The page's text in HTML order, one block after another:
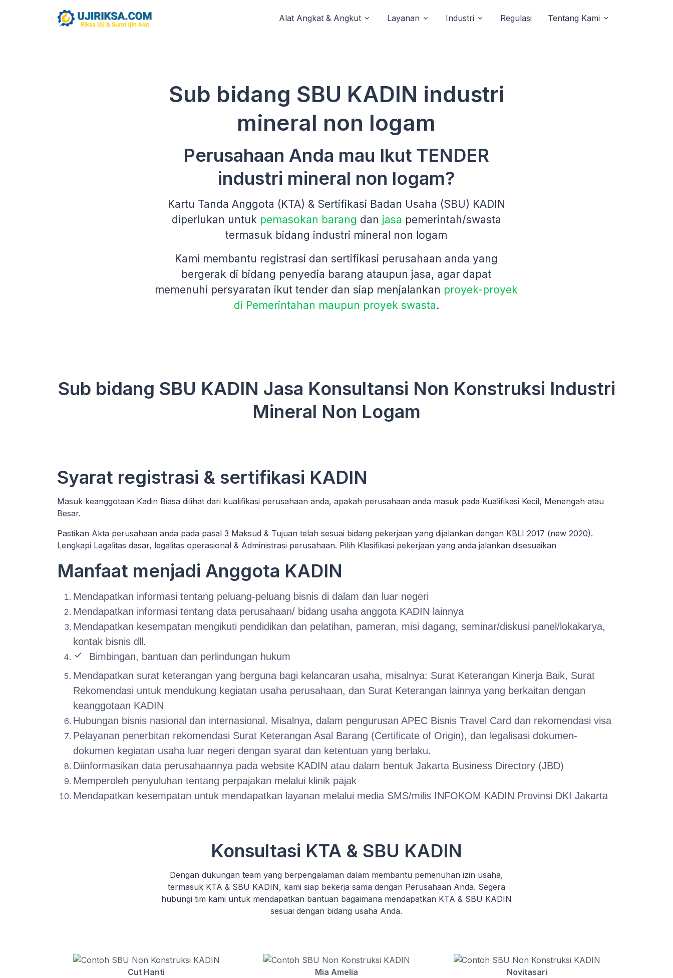
Alat Angkat & Angkut Layanan Industri Regulasi Tentang Kami
Sub bidang SBU KADIN industri
mineral non logam
Perusahaan Anda mau Ikut TENDER
industri mineral non logam?
Kartu Tanda Anggota (KTA) & Sertifikasi Badan Usaha (SBU) KADIN
diperlukan untuk pemasokan barang dan jasa pemerintah/swasta
termasuk bidang industri mineral non logam
Kami membantu registrasi dan sertifikasi perusahaan anda yang
bergerak di bidang penyedia barang ataupun jasa, agar dapat
memenuhi persyaratan ikut tender dan siap menjalankan proyek-proyek
di Pemerintahan maupun proyek swasta.
Sub bidang SBU KADIN Jasa Konsultansi Non Konstruksi Industri
Mineral Non Logam
Syarat registrasi & sertifikasi KADIN
Masuk keanggotaan Kadin Biasa dilihat dari kualifikasi perusahaan anda, apakah perusahaan anda masuk pada Kualifikasi Kecil, Menengah atau
Besar.
Pastikan Akta perusahaan anda pada pasal 3 Maksud & Tujuan telah sesuai bidang pekerjaan yang dijalankan dengan KBLI 2017 (new 2020).
Lengkapi Legalitas dasar, legalitas operasional & Administrasi perusahaan. Pilih Klasifikasi pekerjaan yang anda jalankan disesuaikan
Manfaat menjadi Anggota KADIN
Mendapatkan informasi tentang peluang-peluang bisnis di dalam dan luar negeri
Mendapatkan informasi tentang data perusahaan/ bidang usaha anggota KADIN lainnya
Mendapatkan kesempatan mengikuti pendidikan dan pelatihan, pameran, misi dagang, seminar/diskusi panel/lokakarya,
kontak bisnis dll.
Bimbingan, bantuan dan perlindungan hukum
Mendapatkan surat keterangan yang berguna bagi kelancaran usaha, misalnya: Surat Keterangan Kinerja Baik, Surat
Rekomendasi untuk mendukung kegiatan usaha perusahaan, dan Surat Keterangan lainnya yang berkaitan dengan
keanggotaan KADIN
Hubungan bisnis nasional dan internasional. Misalnya, dalam pengurusan APEC Bisnis Travel Card dan rekomendasi visa
Pelayanan penerbitan rekomendasi Surat Keterangan Asal Barang (Certificate of Origin), dan legalisasi dokumen-
dokumen kegiatan usaha luar negeri dengan syarat dan ketentuan yang berlaku.
Diinformasikan data perusahaannya pada website KADIN atau dalam bentuk Jakarta Business Directory (JBD)
Memperoleh penyuluhan tentang perpajakan melalui klinik pajak
Mendapatkan kesempatan untuk mendapatkan layanan melalui media SMS/milis INFOKOM KADIN Provinsi DKI Jakarta
Konsultasi KTA & SBU KADIN
Dengan dukungan team yang berpengalaman dalam membantu pemenuhan izin usaha,
termasuk KTA & SBU KADIN, kami siap bekerja sama dengan Perusahaan Anda. Segera
hubungi tim kami untuk mendapatkan bantuan bagaimana mendapatkan KTA & SBU KADIN
sesuai dengan bidang usaha Anda.
Cut Hanti
Mia Amelia
Novitasari